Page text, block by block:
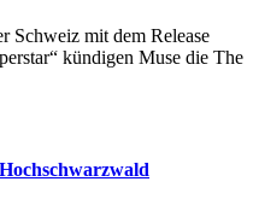
Schweiz mit dem Release
kündigen Muse die The